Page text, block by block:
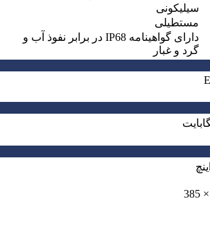
سیلیکونی
مستطیلی
دارای گواهینامه IP68 در برابر نفوذ آب و
گرد و غبار